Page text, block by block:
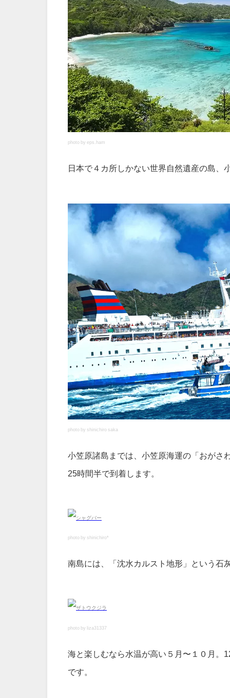
photo by eps.ham
日本で４カ所しかない世界自然遺産の島、
photo by shinichiro saka
小笠原諸島までは、小笠原海運の「おがさ
25時間半で到着します。
photo by shinichiro*
南島には、「沈水カルスト地形」という石
photo by liza31337
海と楽しむなら水温が高い５月〜１０月。
です。